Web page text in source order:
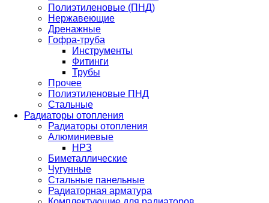
Полиэтиленовые (ПНД)
Нержавеющие
Дренажные
Гофра-труба
Инструменты
Фитинги
Трубы
Прочее
Полиэтиленовые ПНД
Стальные
Радиаторы отопления
Радиаторы отопления
Алюминиевые
НРЗ
Биметаллические
Чугунные
Стальные панельные
Радиаторная арматура